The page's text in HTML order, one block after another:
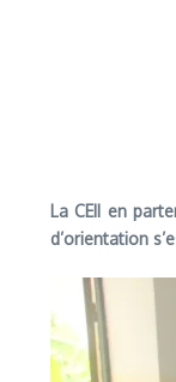
La CEII en
d’orientation